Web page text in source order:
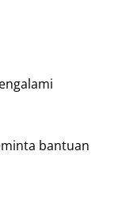
bantuan